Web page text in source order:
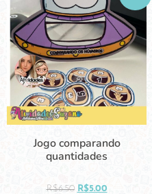
Jogo comparando
quantidades
R$6.50 R$5.00